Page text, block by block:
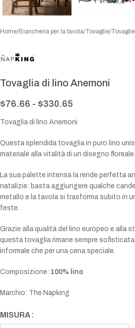
Home/Biancheria per la tavola/Tovaglie/
Tovaglia di lino Anemoni
$76.66 - $330.65
Tovaglia di lino Anemoni
Questa splendida tovaglia in puro lino
materiale alla vitalità di un disegno
La sua palette intensa la rende perfetta
natalizie: basta aggiungere qualche
metallo e la tavola si trasforma subito in
feste.
Grazie alla qualità del lino europeo e alla
questa tovaglia rimane sempre
informale che per una cena speciale.
Composizione: 100% lino
Marchio: The Napking
MISURA